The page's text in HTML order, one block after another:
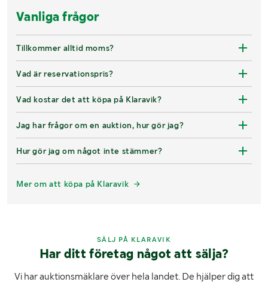
Vanliga frågor
Tillkommer alltid moms?
Vad är reservationspris?
Vad kostar det att köpa på Klaravik?
Jag har frågor om en auktion, hur gör jag?
Hur gör jag om något inte stämmer?
Mer om att köpa på Klaravik
SÄLJ PÅ KLARAVIK
Har ditt företag något att sälja?
Vi har auktionsmäklare över hela landet. De hjälper dig att